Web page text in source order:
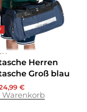
Wochenende
Herren
Groß blau
€
Warenkorb